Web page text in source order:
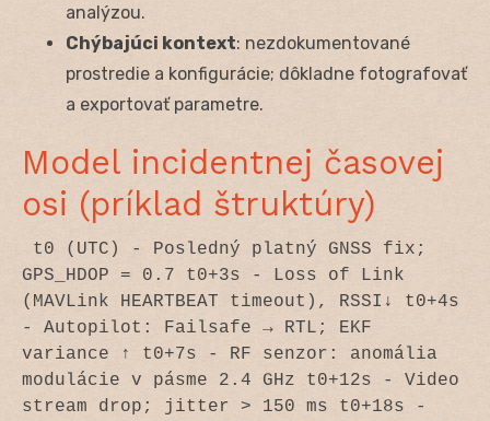
analýzou.
Chýbajúci kontext: nezdokumentované
prostredie a konfigurácie; dôkladne fotografovať
a exportovať parametre.
Model incidentnej časovej
osi (príklad štruktúry)
GPS_HDOP = 0.7 t0+3s - Loss of Link
(MAVLink HEARTBEAT timeout), RSSI↓ t0+4s
- Autopilot: Failsafe → RTL; EKF
variance ↑ t0+7s - RF senzor: anomália
modulácie v pásme 2.4 GHz t0+12s - Video
stream drop; jitter > 150 ms t0+18s -